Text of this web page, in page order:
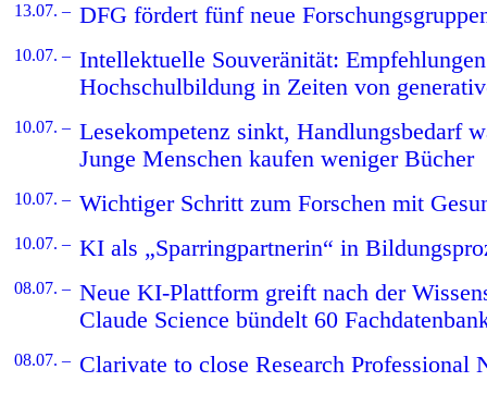
13.07. – DFG fördert fünf neue
10.07. – Intellektuelle Souveränität:
Hochschulbildung in Zeiten von
10.07. – Lesekompetenz sinkt, Handlungsbedarf
Junge Menschen kaufen weniger Bücher
10.07. – Wichtiger Schritt zum Forschen mit
10.07. – KI als „Sparringpartnerin“ in
08.07. – Neue KI-Plattform greift nach der
Claude Science bündelt 60
08.07. – Clarivate to close Research Professional